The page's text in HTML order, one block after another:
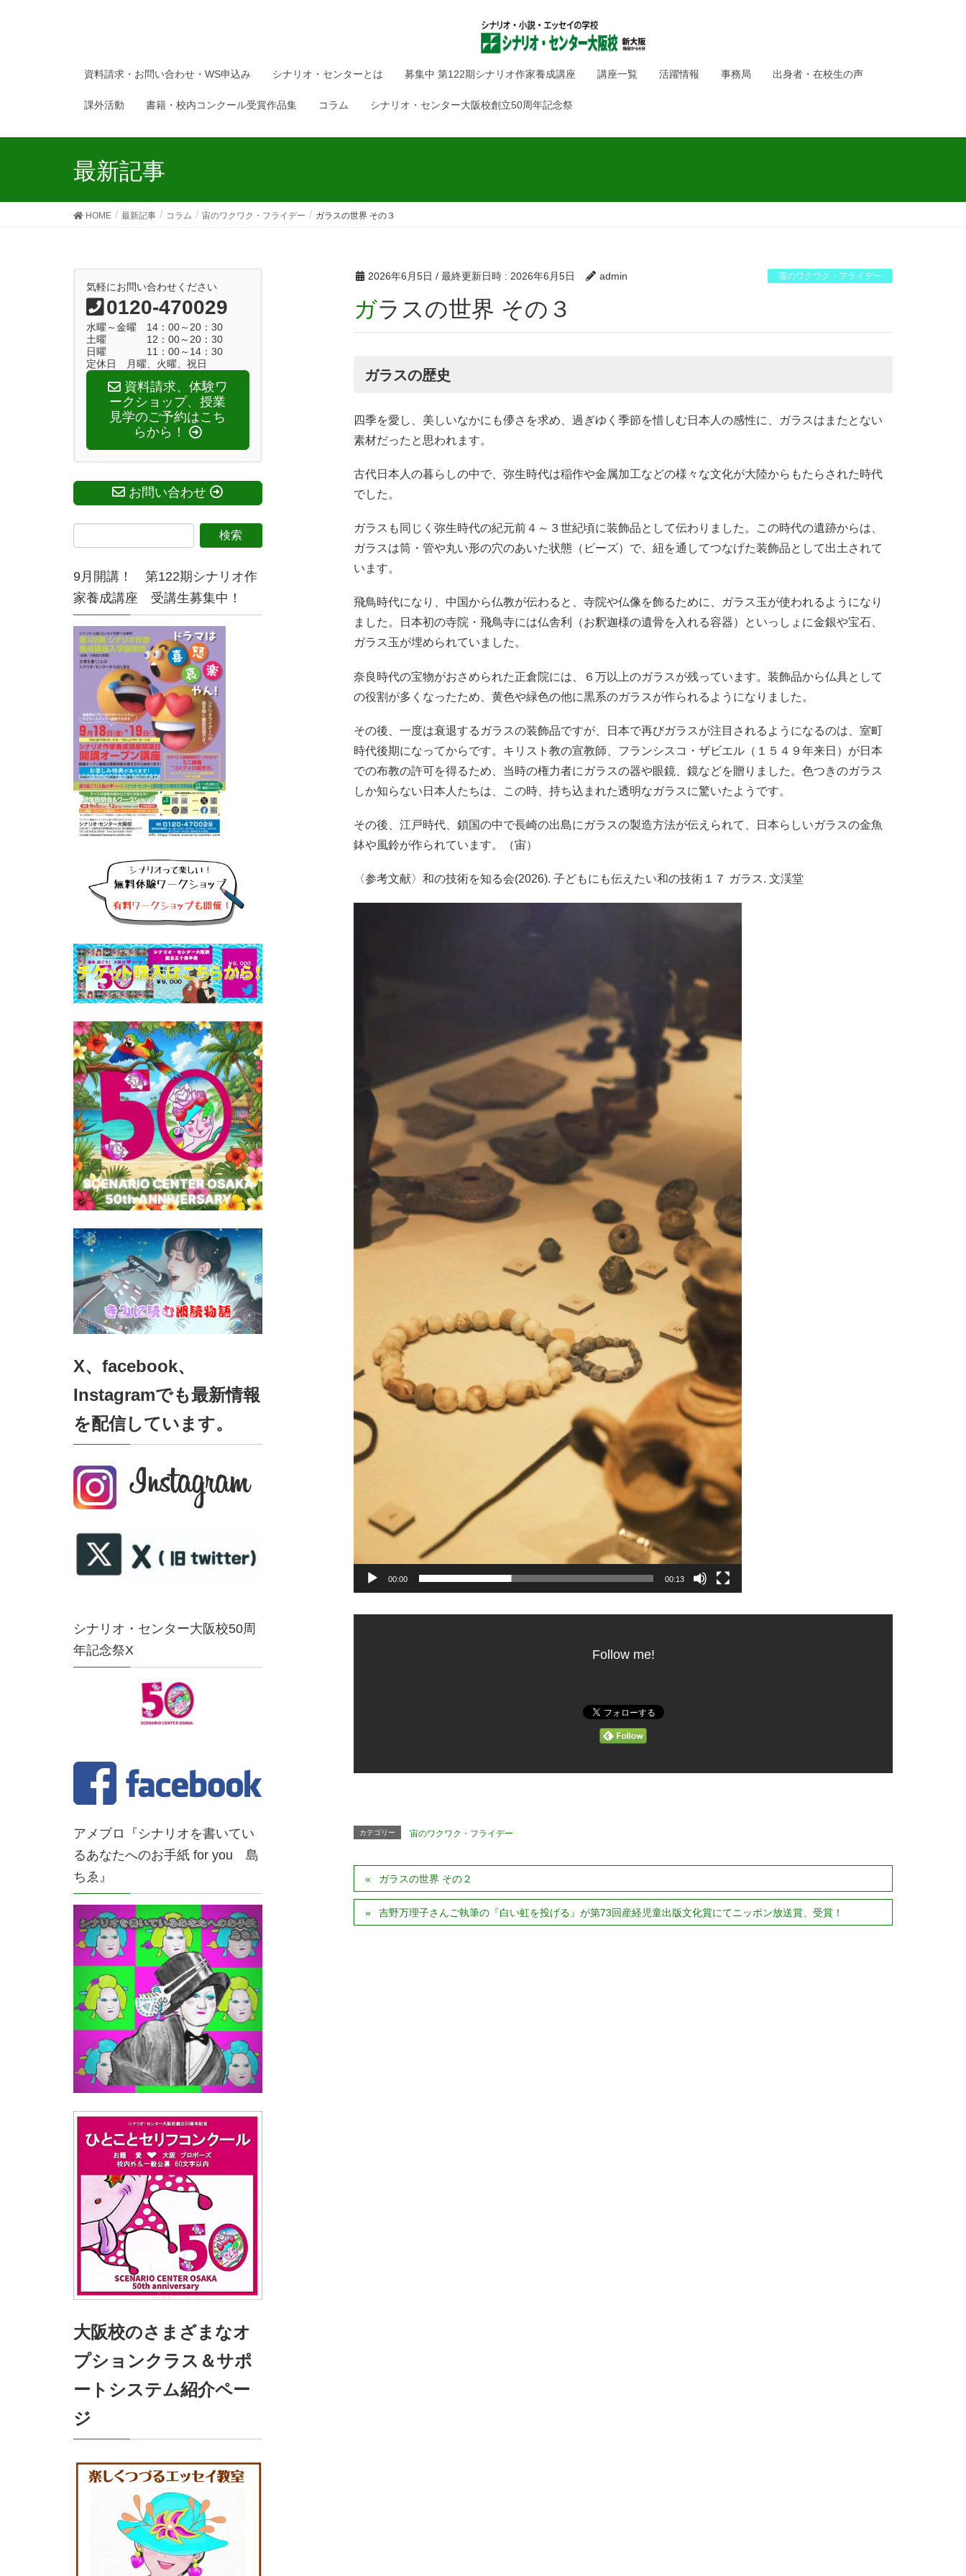
資料請求・お問い合わせ・WS申込み シナリオ・センターとは 募集中 第122期シナリオ作家養成講座 講座一覧 活躍情報 事務局 出身者・在校生の声
課外活動 書籍・校内コンクール受賞作品集 コラム シナリオ・センター大阪校創立50周年記念祭
最新記事
HOME 最新記事 コラム 宙のワクワク・フライデー ガラスの世界 その３
2026年6月5日 / 最終更新日時 : 2026年6月5日 admin 宙のワクワク・フライデー
ガラスの世界 その３
ガラスの歴史
四季を愛し、美しいなかにも儚さを求め、過ぎゆく季節を惜しむ日本人の感性に、ガラスはまたとない
素材だったと思われます。
古代日本人の暮らしの中で、弥生時代は稲作や金属加工などの様々な文化が大陸からもたらされた時代
でした。
ガラスも同じく弥生時代の紀元前４～３世紀頃に装飾品として伝わりました。この時代の遺跡からは、
ガラスは筒・管や丸い形の穴のあいた状態（ビーズ）で、紐を通してつなげた装飾品として出土されて
います。
飛鳥時代になり、中国から仏教が伝わると、寺院や仏像を飾るために、ガラス玉が使われるようになり
ました。日本初の寺院・飛鳥寺には仏舎利（お釈迦様の遺骨を入れる容器）といっしょに金銀や宝石、
ガラス玉が埋められていました。
奈良時代の宝物がおさめられた正倉院には、６万以上のガラスが残っています。装飾品から仏具として
の役割が多くなったため、黄色や緑色の他に黒系のガラスが作られるようになりました。
その後、一度は衰退するガラスの装飾品ですが、日本で再びガラスが注目されるようになるのは、室町
時代後期になってからです。キリスト教の宣教師、フランシスコ・ザビエル（１５４９年来日）が日本
での布教の許可を得るため、当時の権力者にガラスの器や眼鏡、鏡などを贈りました。色つきのガラス
しか知らない日本人たちは、この時、持ち込まれた透明なガラスに驚いたようです。
その後、江戸時代、鎖国の中で長崎の出島にガラスの製造方法が伝えられて、日本らしいガラスの金魚
鉢や風鈴が作られています。（宙）
〈参考文献〉和の技術を知る会(2026). 子どもにも伝えたい和の技術１７ ガラス. 文渓堂
00:00 00:13
Follow me!
カテゴリー 宙のワクワク・フライデー
ガラスの世界 その２
吉野万理子さんご執筆の『白い虹を投げる』が第73回産経児童出版文化賞にてニッポン放送賞、受賞！
気軽にお問い合わせください
0120-470029
水曜～金曜 14：00～20：30
土曜 12：00～20：30
日曜 11：00～14：30
定休日 月曜、火曜、祝日
資料請求、体験ワ
ークショップ、授業
見学のご予約はこち
らから！
お問い合わせ
9月開講！ 第122期シナリオ作
家養成講座 受講生募集中！
X、facebook、
Instagramでも最新情報
を配信しています。
シナリオ・センター大阪校50周
年記念祭X
アメブロ『シナリオを書いてい
るあなたへのお手紙 for you 島
ちゑ』
大阪校のさまざまなオ
プションクラス＆サポ
ートシステム紹介ペー
ジ